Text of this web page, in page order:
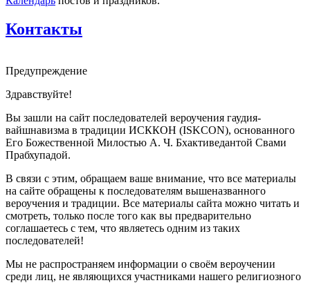
Контакты
Предупреждение
Здравствуйте!
Вы зашли на сайт последователей вероучения гаудия-
вайшнавизма в традиции ИСККОН (ISKCON), основанного
Его Божественной Милостью А. Ч. Бхактиведантой Свами
Прабхупадой.
В связи с этим, обращаем ваше внимание, что все материалы
на сайте обращены к последователям вышеназванного
вероучения и традиции. Все материалы сайта можно читать и
смотреть, только после того как вы предварительно
соглашаетесь с тем, что являетесь одним из таких
последователей!
Мы не распространяем информации о своём вероучении
среди лиц, не являющихся участниками нашего религиозного